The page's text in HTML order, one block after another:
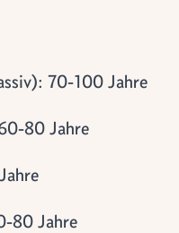
70-100 Jahre
80 Jahre
80 Jahre